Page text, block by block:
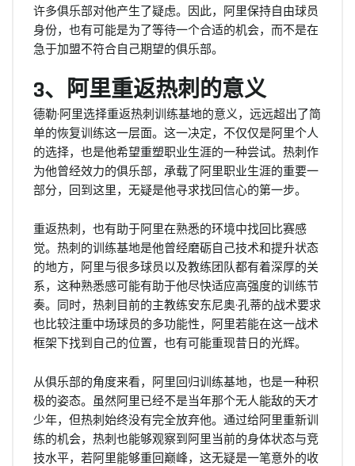
许多俱乐部对他产生了疑虑。因此，阿里保持自由球员
身份，也有可能是为了等待一个合适的机会，而不是在
急于加盟不符合自己期望的俱乐部。
3、阿里重返热刺的意义
德勒·阿里选择重返热刺训练基地的意义，远远超出了简
单的恢复训练这一层面。这一决定，不仅仅是阿里个人
的选择，也是他希望重塑职业生涯的一种尝试。热刺作
为他曾经效力的俱乐部，承载了阿里职业生涯的重要一
部分，回到这里，无疑是他寻求找回信心的第一步。
重返热刺，也有助于阿里在熟悉的环境中找回比赛感
觉。热刺的训练基地是他曾经磨砺自己技术和提升状态
的地方，阿里与很多球员以及教练团队都有着深厚的关
系，这种熟悉感可能有助于他尽快适应高强度的训练节
奏。同时，热刺目前的主教练安东尼奥·孔蒂的战术要求
也比较注重中场球员的多功能性，阿里若能在这一战术
框架下找到自己的位置，也有可能重现昔日的光辉。
从俱乐部的角度来看，阿里回归训练基地，也是一种积
极的姿态。虽然阿里已经不是当年那个无人能敌的天才
少年，但热刺始终没有完全放弃他。通过给阿里重新训
练的机会，热刺也能够观察到阿里当前的身体状态与竞
技水平，若阿里能够重回巅峰，这无疑是一笔意外的收